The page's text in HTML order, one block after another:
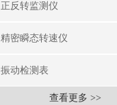
正反转监测仪
精密瞬态转速仪
振动检测表
查看更多 >>